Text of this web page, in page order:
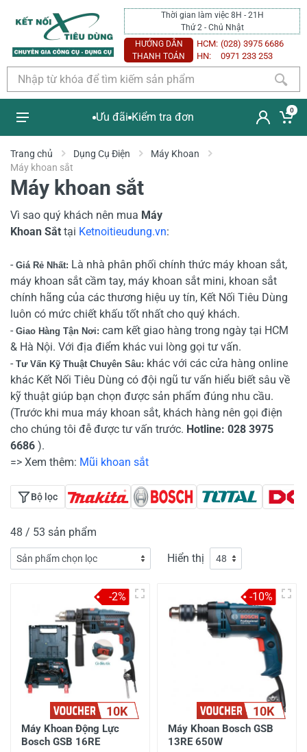
Thời gian làm việc 8H - 21H
Thứ 2 - Chủ Nhật
HƯỚNG DẪN
THANH TOÁN
HCM: (028) 3975 6686
HN:
0971 233 253
Ưu đãi Kiểm tra đơn
0
Trang chủ Dụng Cụ Điện
Máy Khoan
Máy khoan sắt
Máy khoan sắt
Vì sao quý khách nên mua Máy
Khoan Sắt tại Ketnoitieudung.vn:
- Giá Rẻ Nhất: Là nhà phân phối chính thức máy khoan sắt,
máy khoan sắt cầm tay, máy khoan sắt mini, khoan sắt
chính hãng của các thương hiệu uy tín, Kết Nối Tiêu Dùng
luôn có mức chiết khấu tốt nhất cho quý khách.
- Giao Hàng Tận Nơi: cam kết giao hàng trong ngày tại HCM
& Hà Nội. Với địa điểm khác vui lòng gọi tư vấn.
- Tư Vấn Kỹ Thuật Chuyên Sâu: khác với các cửa hàng online
khác Kết Nối Tiêu Dùng có đội ngũ tư vấn hiểu biết sâu về
kỹ thuật giúp bạn chọn được sản phẩm đúng nhu cầu.
(Trước khi mua máy khoan sắt, khách hàng nên gọi điện
cho chúng tôi đễ được tư vấn trước. Hotline: 028 3975
6686 ).
=> Xem thêm: Mũi khoan sắt
Bộ lọc
48 / 53 sản phẩm
Hiển thị
10K
Máy Khoan Động Lực
Bosch GSB 16RE
-2%
10K
Máy Khoan Bosch GSB
13RE 650W
-10%